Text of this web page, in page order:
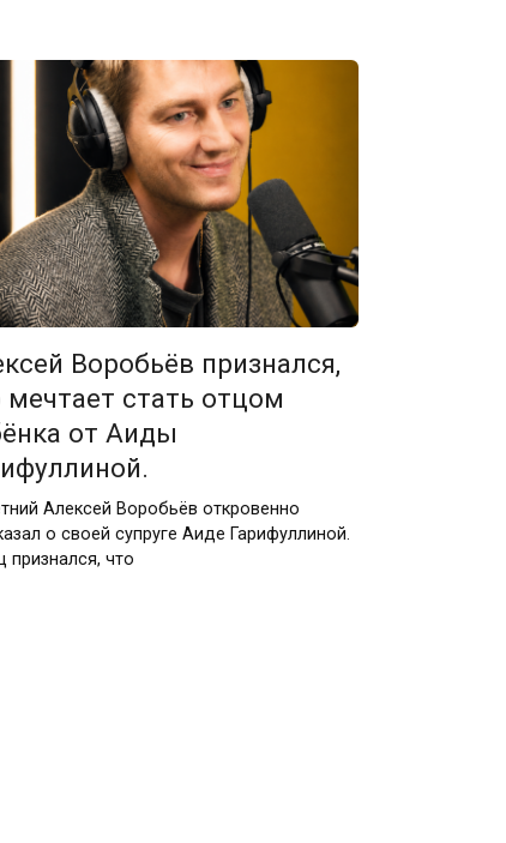
Воробьёв признался,
мечтает стать отцом
от Аиды
Алексей Воробьёв откровенно
о своей супруге Аиде Гарифуллиной.
признался, что